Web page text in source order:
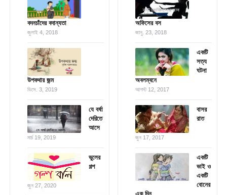
বদনচাঁদের বদান্যতা
জুলাই 4, 2018
উপকথার জন্ম
ডিসে. 3, 2019
যে বর্ষা
দেরিতে
আসে
মার্চ 19, 2019
ভুলের
গল্প
জুন 27, 2020
অফিসের বস
জানু. 23, 2018
একটি
সত্য
ঘটনা
অবলম্বনে
আগস্ট 12, 2017
বাসর
রাত
জুন 17, 2017
একটি
ভাই ও
একটি
বোনের